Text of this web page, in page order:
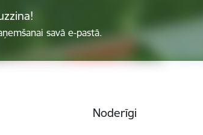
savā e-pastā.
Noderīgi